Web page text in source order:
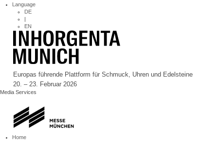
Language
DE
|
EN
Europas führende Plattform für Schmuck, Uhren und Edelsteine
20. – 23. Februar 2026
Media Services
Home